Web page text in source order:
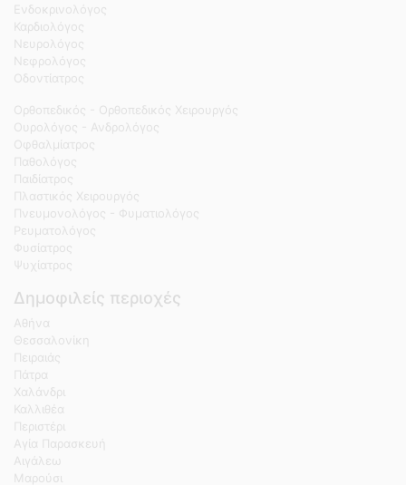
Ενδοκρινολόγος
Καρδιολόγος
Νευρολόγος
Νεφρολόγος
Οδοντίατρος
Ορθοπεδικός - Ορθοπεδικός Χειρουργός
Ουρολόγος - Ανδρολόγος
Οφθαλμίατρος
Παθολόγος
Παιδίατρος
Πλαστικός Χειρουργός
Πνευμονολόγος - Φυματιολόγος
Ρευματολόγος
Φυσίατρος
Ψυχίατρος
Δημοφιλείς περιοχές
Αθήνα
Θεσσαλονίκη
Πειραιάς
Πάτρα
Χαλάνδρι
Καλλιθέα
Περιστέρι
Αγία Παρασκευή
Αιγάλεω
Μαρούσι